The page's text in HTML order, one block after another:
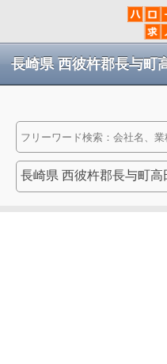
長崎県 西彼杵郡長与町